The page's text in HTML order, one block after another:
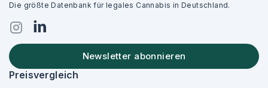
Die größte Datenbank für legales Cannabis in Deutschland.
Newsletter abonnieren
Preisvergleich